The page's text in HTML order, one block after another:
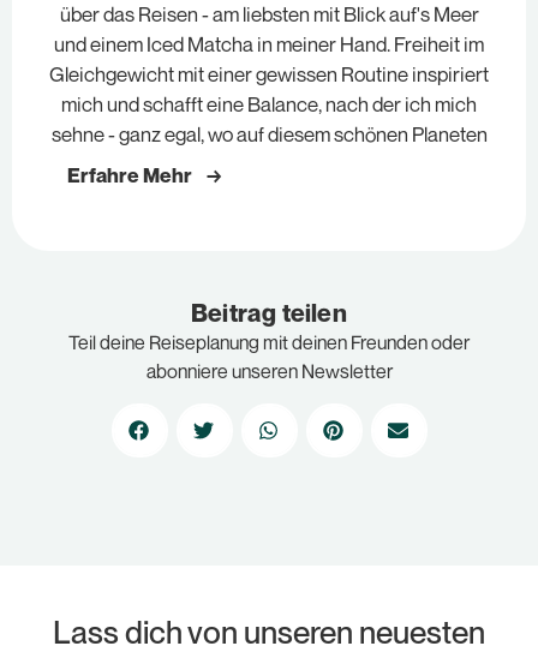
über das Reisen - am liebsten mit Blick auf's Meer
und einem Iced Matcha in meiner Hand. Freiheit im
Gleichgewicht mit einer gewissen Routine inspiriert
mich und schafft eine Balance, nach der ich mich
sehne - ganz egal, wo auf diesem schönen Planeten
Erfahre Mehr →
Beitrag teilen
Teil deine Reiseplanung mit deinen Freunden oder
abonniere unseren Newsletter
Lass dich von unseren neuesten